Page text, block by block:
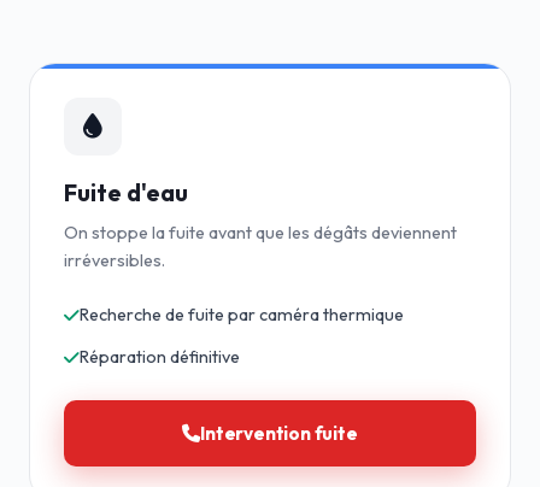
Fuite d'eau
On stoppe la fuite avant que les dégâts deviennent
irréversibles.
Recherche de fuite par caméra thermique
Réparation définitive
Intervention fuite